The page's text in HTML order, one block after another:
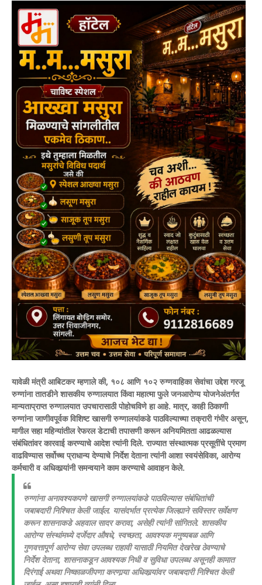
यावेळी मंत्री आबिटकर म्हणाले की, १०८ आणि १०२ रुग्णवाहिका सेवांचा उद्देश गरजू
रुग्णांना तातडीने शासकीय रुग्णालयात किंवा महात्मा फुले जनआरोग्य योजनेअंतर्गत
मान्यताप्राप्त रुग्णालयात उपचारासाठी पोहोचविणे हा आहे. मात्र, काही ठिकाणी
रुग्णांना जाणीवपूर्वक विशिष्ट खासगी रुग्णालयांकडे पाठविल्याच्या तक्रारी गंभीर असून,
मागील सहा महिन्यांतील रेफरल डेटाची तपासणी करून अनियमितता आढळल्यास
संबंधितांवर कारवाई करण्याचे आदेश त्यांनी दिले. राज्यात संस्थात्मक प्रसूतींचे प्रमाण
वाढविण्यास सर्वोच्च प्राधान्य देण्याचे निर्देश देताना त्यांनी आशा स्वयंसेविका, आरोग्य
कर्मचारी व अधिकार्‍यांनी समन्वयाने काम करण्याचे आवाहन केले.
रुग्णांना अनावश्यकपणे खासगी रुग्णालयांकडे पाठविल्यास संबंधितांची
जबाबदारी निश्चित केली जाईल. यासंदर्भात प्रत्येक जिल्ह्याने सविस्तर सर्वेक्षण
करून शासनाकडे अहवाल सादर करावा, असेही त्यांनी सांगितले. शासकीय
आरोग्य संस्थांमध्ये दर्जेदार औषधे, स्वच्छता, आवश्यक मनुष्यबळ आणि
गुणवत्तापूर्ण आरोग्य सेवा उपलब्ध राहावी यासाठी नियमित देखरेख ठेवण्याचे
निर्देश देताना, शासनाकडून आवश्यक निधी व सुविधा उपलब्ध असूनही कामात
दिरंगाई अथवा निष्काळजीपणा करणार्‍या अधिकार्‍यांवर जबाबदारी निश्चित केली